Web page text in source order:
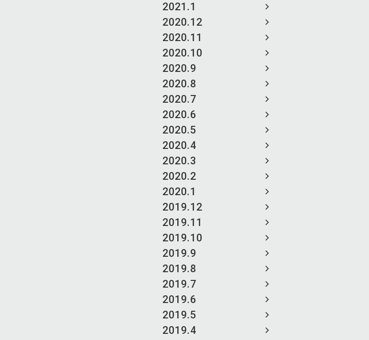
2021.1
2020.12
2020.11
2020.10
2020.9
2020.8
2020.7
2020.6
2020.5
2020.4
2020.3
2020.2
2020.1
2019.12
2019.11
2019.10
2019.9
2019.8
2019.7
2019.6
2019.5
2019.4